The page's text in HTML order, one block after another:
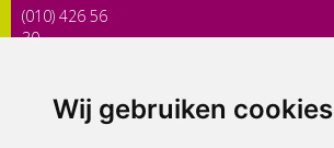
Wij gebruiken cookies
(010) 426 56
30
ONDERDEEL VAN